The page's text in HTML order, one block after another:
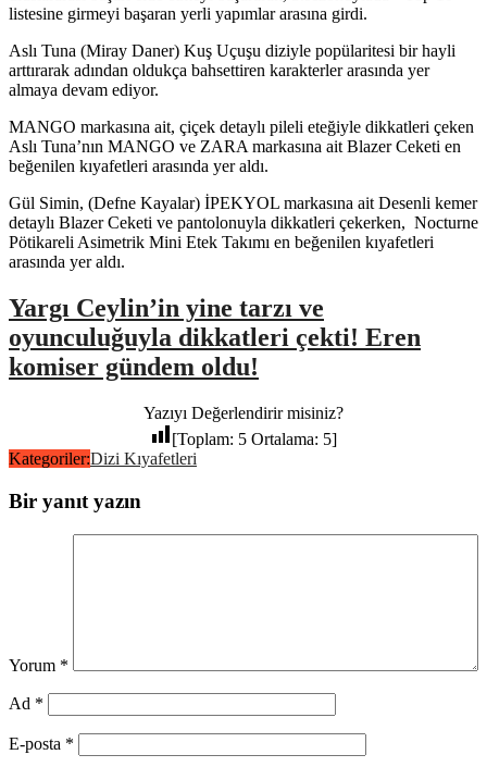
listesine girmeyi başaran yerli yapımlar arasına girdi.
Aslı Tuna (Miray Daner) Kuş Uçuşu diziyle popülaritesi bir hayli
arttırarak adından oldukça bahsettiren karakterler arasında yer
almaya devam ediyor.
MANGO markasına ait, çiçek detaylı pileli eteğiyle dikkatleri çeken
Aslı Tuna’nın MANGO ve ZARA markasına ait Blazer Ceketi en
beğenilen kıyafetleri arasında yer aldı.
Gül Simin, (Defne Kayalar) İPEKYOL markasına ait Desenli kemer
detaylı Blazer Ceketi ve pantolonuyla dikkatleri çekerken, Nocturne
Pötikareli Asimetrik Mini Etek Takımı en beğenilen kıyafetleri
arasında yer aldı.
Yargı Ceylin’in yine tarzı ve
oyunculuğuyla dikkatleri çekti! Eren
komiser gündem oldu!
Yazıyı Değerlendirir misiniz?
[Toplam: 5 Ortalama: 5]
Kategoriler:Dizi Kıyafetleri
Bir yanıt yazın
Yorum *
Ad *
E-posta *